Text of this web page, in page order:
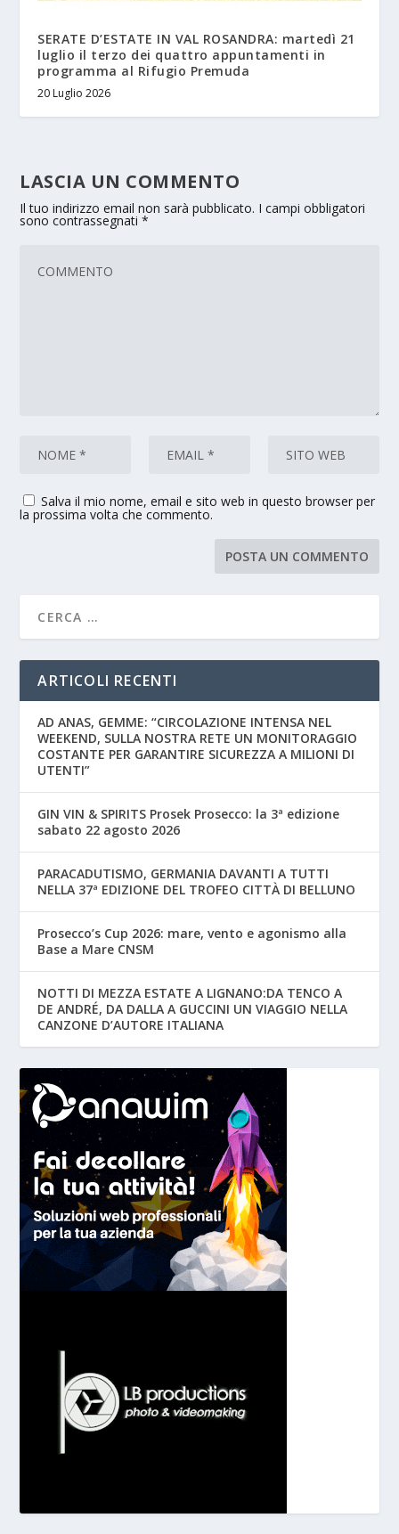
SERATE D’ESTATE IN VAL ROSANDRA: martedì 21
luglio il terzo dei quattro appuntamenti in
programma al Rifugio Premuda
20 Luglio 2026
LASCIA UN COMMENTO
Il tuo indirizzo email non sarà pubblicato. I campi obbligatori
sono contrassegnati*
Salva il mio nome, email e sito web in questo browser per
la prossima volta che commento.
ARTICOLI RECENTI
AD ANAS, GEMME: “CIRCOLAZIONE INTENSA NEL
WEEKEND, SULLA NOSTRA RETE UN MONITORAGGIO
COSTANTE PER GARANTIRE SICUREZZA A MILIONI DI
UTENTI”
GIN VIN & SPIRITS Prosek Prosecco: la 3ª edizione
sabato 22 agosto 2026
PARACADUTISMO, GERMANIA DAVANTI A TUTTI
NELLA 37ª EDIZIONE DEL TROFEO CITTÀ DI BELLUNO
Prosecco’s Cup 2026: mare, vento e agonismo alla
Base a Mare CNSM
NOTTI DI MEZZA ESTATE A LIGNANO:DA TENCO A
DE ANDRÉ, DA DALLA A GUCCINI UN VIAGGIO NELLA
CANZONE D’AUTORE ITALIANA